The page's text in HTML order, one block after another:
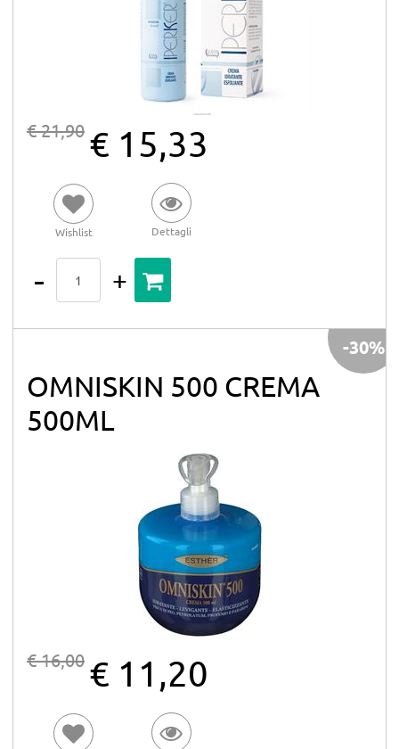
€ 21,90 € 15,33
Wishlist Dettagli
OMNISKIN 500 CREMA
500ML
€ 16,00 € 11,20
-30%